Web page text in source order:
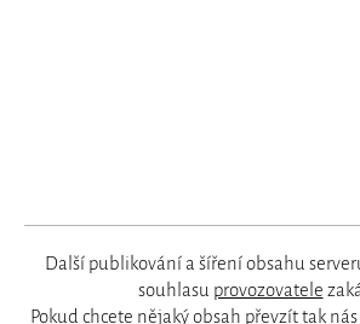
Další publikování a šíření obsahu
souhlasu provozovatele
Pokud chcete nějaký obsah převzít tak